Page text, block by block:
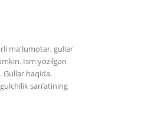
ma'lumotar, gullar
Ism yozilgan
Gullar haqida.
san’atining